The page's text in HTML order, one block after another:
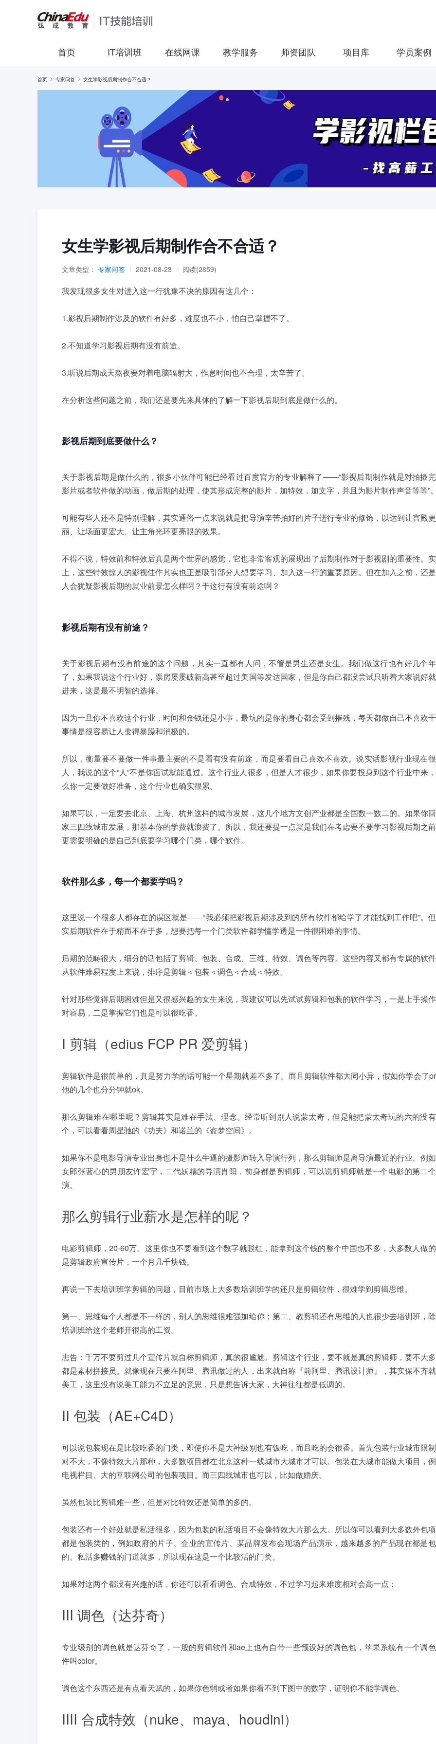
首页 IT培训班 在线网课 教学服务 师资团队 项目库 学员案例
首页 专家问答 女生学影视后期制作合不合适？
女生学影视后期制作合不合适？
文章类型： 专家问答 | 2021-08-23 | 阅读(2859)
我发现很多女生对进入这一行犹豫不决的原因有这几个：
1.影视后期制作涉及的软件有好多，难度也不小，怕自己掌握不了。
2.不知道学习影视后期有没有前途。
3.听说后期成天熬夜要对着电脑辐射大，作息时间也不合理，太辛苦了。
在分析这些问题之前，我们还是要先来具体的了解一下影视后期到底是做什么的。
影视后期到底要做什么？
关于影视后期是做什么的，很多小伙伴可能已经看过百度官方的专业解释了——“影视后期制作就是对拍摄
影片或者软件做的动画，做后期的处理，使其形成完整的影片，加特效，加文字，并且为影片制作声音等等”。
可能有些人还不是特别理解，其实通俗一点来说就是把导演辛苦拍好的片子进行专业的修饰，以达到让宫殿
丽、让场面更宏大、让主角光环更亮眼的效果。
不得不说，特效前和特效后真是两个世界的感觉，它也非常客观的展现出了后期制作对于影视剧的重要性。
上，这些特效惊人的影视佳作其实也正是吸引部分人想要学习、加入这一行的重要原因。但在加入之前，还
人会犹疑影视后期的就业前景怎么样啊？干这行有没有前途啊？
影视后期有没有前途？
关于影视后期有没有前途的这个问题，其实一直都有人问，不管是男生还是女生。我们做这行也有好几个
了，如果我说这个行业好，票房屡屡破新高甚至超过美国等发达国家，但是你自己都没尝试只听着大家说好
进来，这是最不明智的选择。
因为一旦你不喜欢这个行业，时间和金钱还是小事，最坑的是你的身心都会受到摧残，每天都做自己不喜欢
事情是很容易让人变得暴躁和消极的。
所以，衡量要不要做一件事最主要的不是看有没有前途，而是要看自己喜欢不喜欢。说实话影视行业现在
人，我说的这个“人”不是你面试就能通过。这个行业人很多，但是人才很少，如果你要投身到这个行业中来
么你一定要做好准备，这个行业也确实很累。
如果可以，一定要去北京、上海、杭州这样的城市发展，这几个地方文创产业都是全国数一数二的。如果你
家三四线城市发展，那基本你的学费就浪费了。所以，我还要提一点就是我们在考虑要不要学习影视后期之前
更需要明确的是自己到底要学习哪个门类，哪个软件。
软件那么多，每一个都要学吗？
这里说一个很多人都存在的误区就是——“我必须把影视后期涉及到的所有软件都给学了才能找到工作吧”。
实后期软件在于精而不在于多，想要把每一个门类软件都学懂学透是一件很困难的事情。
后期的范畴很大，细分的话包括了剪辑、包装、合成、三维、特效、调色等内容。这些内容又都有专属的软件
从软件难易程度上来说，排序是剪辑＜包装＜调色＜合成＜特效。
针对那些觉得后期困难但是又很感兴趣的女生来说，我建议可以先试试剪辑和包装的软件学习，一是上手操
对容易，二是掌握它们也是可以很吃香。
I 剪辑（edius FCP PR 爱剪辑）
剪辑软件是很简单的，真是努力学的话可能一个星期就差不多了。而且剪辑软件都大同小异，假如你学会了
他的几个也分分钟就ok。
那么剪辑难在哪里呢？剪辑其实是难在手法、理念。经常听到别人说蒙太奇，但是能把蒙太奇玩的六的没
个，可以看看周星驰的《功夫》和诺兰的《盗梦空间》。
如果你不是电影导演专业出身也不是什么牛逼的摄影师转入导演行列，那么剪辑师是离导演最近的行业。例
女郎张蓝心的男朋友许宏宇，二代妖精的导演肖阳，前身都是剪辑师，可以说剪辑师就是一个电影的第二
演。
那么剪辑行业薪水是怎样的呢？
电影剪辑师，20-60万。这里你也不要看到这个数字就眼红，能拿到这个钱的整个中国也不多，大多数人做
是剪辑政府宣传片，一个月几千块钱。
再说一下去培训班学剪辑的问题，目前市场上大多数培训班学的还只是剪辑软件，很难学到剪辑思维。
第一、思维每个人都是不一样的，别人的思维很难强加给你；第二、教剪辑还有思维的人也很少去培训班，
培训班给这个老师开很高的工资。
忠告：千万不要剪过几个宣传片就自称剪辑师，真的很尴尬。剪辑这个行业，要不就是真的剪辑师，要不大
都是素材拼接员。就像现在只要在阿里、腾讯做过的人，出来就自称『前阿里、腾讯设计师』，其实保不齐
美工，这里没有说美工能力不立足的意思，只是想告诉大家，大神往往都是低调的。
II 包装（AE+C4D）
可以说包装现在是比较吃香的门类，即使你不是大神级别也有饭吃，而且吃的会很香。首先包装行业城市限
对不大，不像特效大片那种，大多数项目都在北京这种一线城市大城市才可以。包装在大城市能做大项目，
电视栏目、大的互联网公司的包装项目。而三四线城市也可以，比如做婚庆。
虽然包装比剪辑难一些，但是对比特效还是简单的多的。
包装还有一个好处就是私活很多，因为包装的私活项目不会像特效大片那么大。所以你可以看到大多数外包
都是包装类的，例如政府的片子、企业的宣传片、某品牌发布会现场产品演示，越来越多的产品现在都是
的。私活多赚钱的门道就多，所以现在这是一个比较活的门类。
如果对这两个都没有兴趣的话，你还可以看看调色、合成特效，不过学习起来难度相对会高一点：
III 调色（达芬奇）
专业级别的调色就是达芬奇了，一般的剪辑软件和ae上也有自带一些预设好的调色包，苹果系统有一个调
件叫color。
调色这个东西还是有点看天赋的，如果你色弱或者如果你看不到下图中的数字，证明你不能学调色。
IIII 合成特效（nuke、maya、houdini）